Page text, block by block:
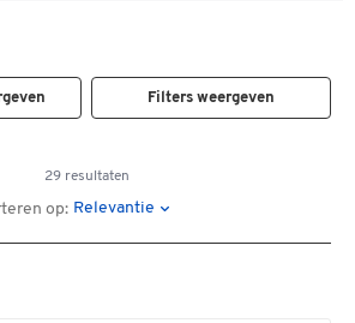
Filters weergeven
29 resultaten
op: Relevantie